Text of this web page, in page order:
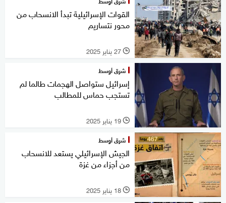
القوات الإسرائيلية تبدأ الانسحاب من
محور نتساريم
l 27 يناير 2025
شرق أوسط
إسرائيل ستواصل الهجمات طالما لم
تستجب حماس للمطالب
l 19 يناير 2025
شرق أوسط
الجيش الإسرائيلي يستعد للانسحاب
من أجزاء من غزة
l 18 يناير 2025